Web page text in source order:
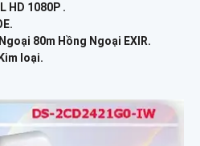
HD 1080P .
80m Hồng Ngoại EXIR.
loại.